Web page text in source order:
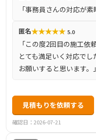
ォームに強みを持ち、
り、お客様のニーズに
「事務員さんの対応が
匿名★★★★★ 5.0
「この度2回目の施工
とても満足いく対応で
お願いすると思います。」
見積もりを依頼する
確認日：2026-07-21